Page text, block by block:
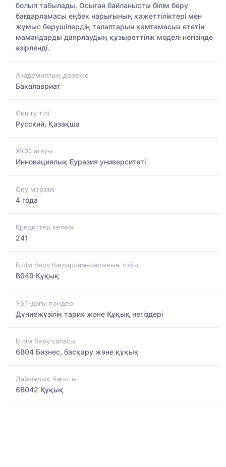
болып табылады. Осыған байланысты білім беру
бағдарламасы еңбек нарығының қажеттіліктері мен
жұмыс берушілердің талаптарын қамтамасыз ететін
мамандарды даярлаудың құзыреттілік моделі негізінде
әзірленді.
Академиялық дәреже
Бакалавриат
Оқыту тілі
Русский, Қазақша
ЖОО атауы
Инновациялық Еуразия университеті
Оқу мерзімі
4 года
Кредиттер көлемі
241
Білім беру бағдарламаларының тобы
B049 Құқық
ҰБТ-дағы пәндер
Дүниежүзілік тарих және Құқық негіздері
Білім беру саласы
6B04 Бизнес, басқару және құқық
Дайындық бағыты
6B042 Құқық